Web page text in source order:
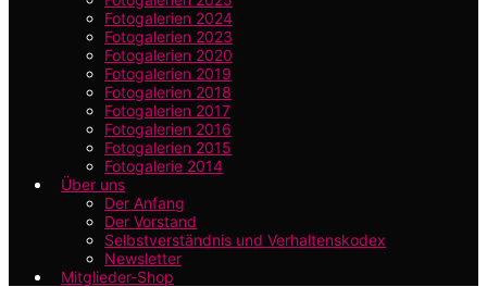
Fotogalerien 2024
Fotogalerien 2023
Fotogalerien 2020
Fotogalerien 2019
Fotogalerien 2018
Fotogalerien 2017
Fotogalerien 2016
Fotogalerien 2015
Fotogalerie 2014
Über uns
Der Anfang
Der Vorstand
Selbstverständnis und Verhaltenskodex
Newsletter
Mitglieder-Shop